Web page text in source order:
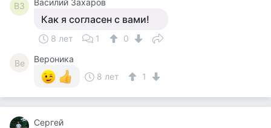
ВЗ Василий Захаров
Как я согласен с вами!
8 лет 1 0
Ве
Вероника
8 лет
1
Сергей